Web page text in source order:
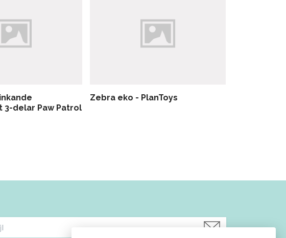
delar Paw Patrol
Zebra eko - PlanToys